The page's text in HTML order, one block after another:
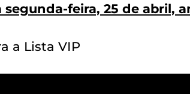
feira, 25 de abril,
a Lista VIP